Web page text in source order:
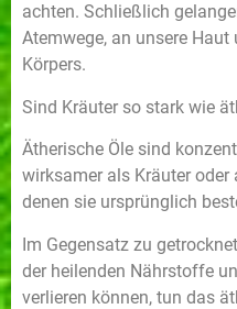
achten. Schließlich
Atemwege, an unsere
Körpers.
Sind Kräuter so stark wie
Ätherische Öle sind
wirksamer als Kräuter oder
denen sie ursprünglich
Im Gegensatz zu
der heilenden Nährstoffe
verlieren können, tun das